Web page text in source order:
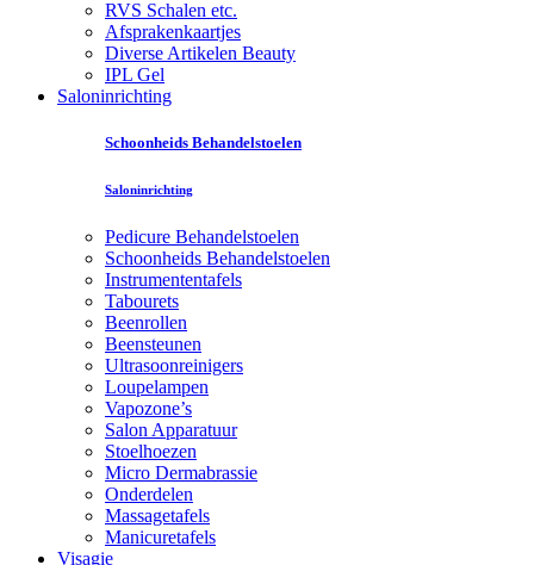
RVS Schalen etc.
Afsprakenkaartjes
Diverse Artikelen Beauty
IPL Gel
Saloninrichting
Schoonheids Behandelstoelen
Saloninrichting
Pedicure Behandelstoelen
Schoonheids Behandelstoelen
Instrumententafels
Tabourets
Beenrollen
Beensteunen
Ultrasoonreinigers
Loupelampen
Vapozone’s
Salon Apparatuur
Stoelhoezen
Micro Dermabrassie
Onderdelen
Massagetafels
Manicuretafels
Visagie